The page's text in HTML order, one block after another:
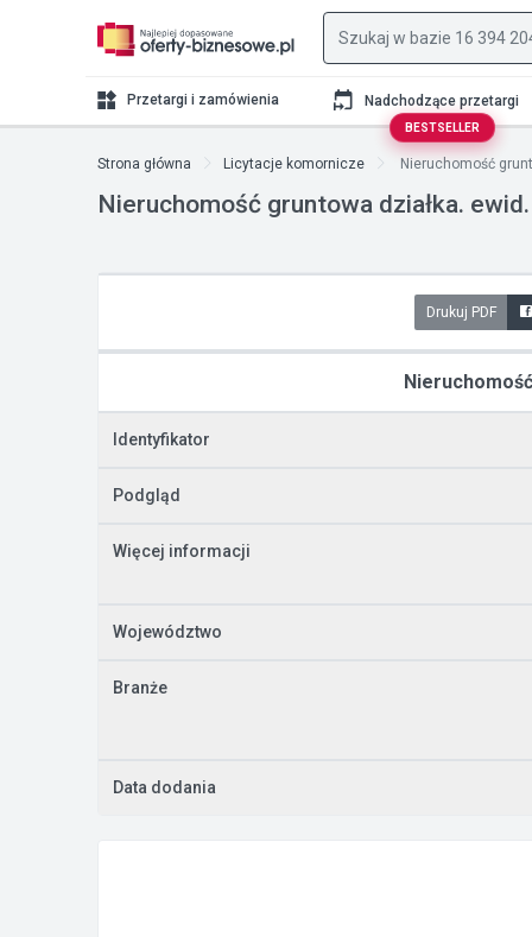
Przetargi i zamówienia Nadchodzące przetargi
BESTSELLER
Strona główna Licytacje komornicze Nieruchomość
Nieruchomość gruntowa działka.
Drukuj PDF
Identyfikator
Podgląd
Więcej informacji
Województwo
Branże
Data dodania